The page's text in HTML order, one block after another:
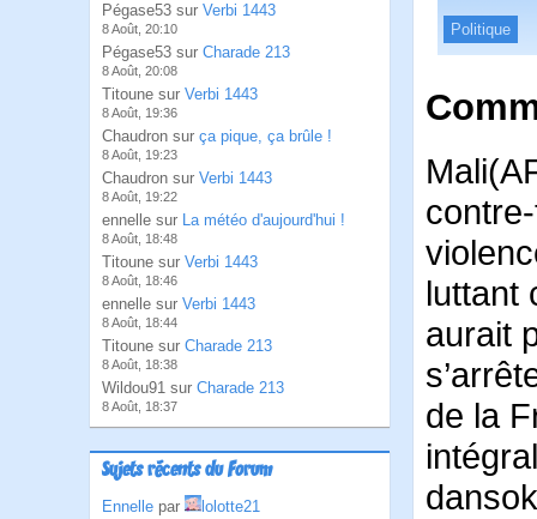
Pégase53 sur Verbi 1443
8 Août, 20:10
Pégase53 sur Charade 213
8 Août, 20:08
Titoune sur Verbi 1443
8 Août, 19:36
Chaudron sur ça pique, ça brûle !
8 Août, 19:23
Chaudron sur Verbi 1443
8 Août, 19:22
ennelle sur La météo d'aujourd'hui !
8 Août, 18:48
Titoune sur Verbi 1443
8 Août, 18:46
ennelle sur Verbi 1443
8 Août, 18:44
Titoune sur Charade 213
8 Août, 18:38
Wildou91 sur Charade 213
8 Août, 18:37
Sujets récents du Forum
Ennelle par
lolotte21
Politique
luttant
aurait
de la